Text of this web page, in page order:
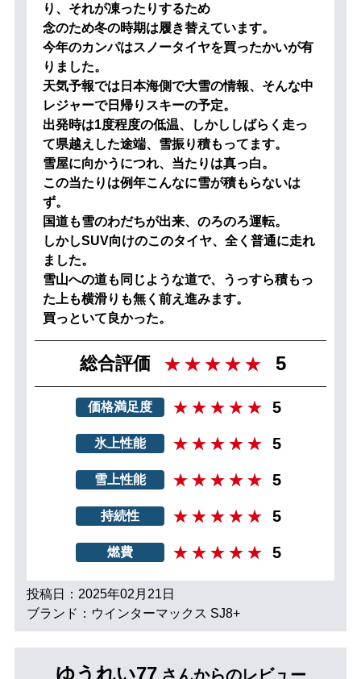
り、それが凍ったりするため
念のため冬の時期は履き替えています。
今年のカンパはスノータイヤを買ったかいが有
りました。
天気予報では日本海側で大雪の情報、そんな中
レジャーで日帰りスキーの予定。
出発時は1度程度の低温、しかししばらく走っ
て県越えした途端、雪振り積もってます。
雪屋に向かうにつれ、当たりは真っ白。
この当たりは例年こんなに雪が積もらないは
ず。
国道も雪のわだちが出来、のろのろ運転。
しかしSUV向けのこのタイヤ、全く普通に走れ
ました。
雪山への道も同じような道で、うっすら積もっ
た上も横滑りも無く前え進みます。
買っといて良かった。
総合評価 5
価格満足度 5
氷上性能 5
雪上性能 5
持続性 5
燃費 5
投稿日：2025年02月21日
ブランド：ウインターマックス SJ8+
ゆうれい77 さんからのレビュー